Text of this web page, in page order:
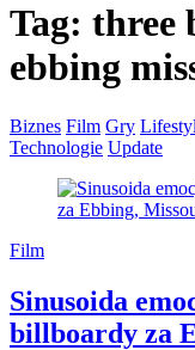
Tag: three
ebbing
Biznes Film Gry
Technologie Update
Film
Sinusoida
billboardy za